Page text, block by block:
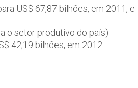
US$ 67,87 bilhões, em 2011, e
o setor produtivo do país)
42,19 bilhões, em 2012.